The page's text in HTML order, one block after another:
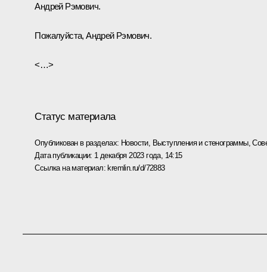
Андрей Рэмович.
Пожалуйста, Андрей Рэмович.
<…>
Статус материала
Опубликован в разделах: Новости, Выступления и стенограммы,
Дата публикации: 1 декабря 2023 года, 14:15
Ссылка на материал: kremlin.ru/d/72883